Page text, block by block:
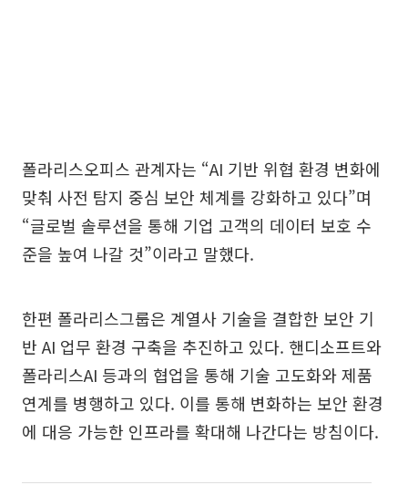
폴라리스오피스 관계자는 “AI 기반 위협 환경 변화에
맞춰 사전 탐지 중심 보안 체계를 강화하고 있다”며
“글로벌 솔루션을 통해 기업 고객의 데이터 보호 수
준을 높여 나갈 것”이라고 말했다.
한편 폴라리스그룹은 계열사 기술을 결합한 보안 기
반 AI 업무 환경 구축을 추진하고 있다. 핸디소프트와
폴라리스AI 등과의 협업을 통해 기술 고도화와 제품
연계를 병행하고 있다. 이를 통해 변화하는 보안 환경
에 대응 가능한 인프라를 확대해 나간다는 방침이다.